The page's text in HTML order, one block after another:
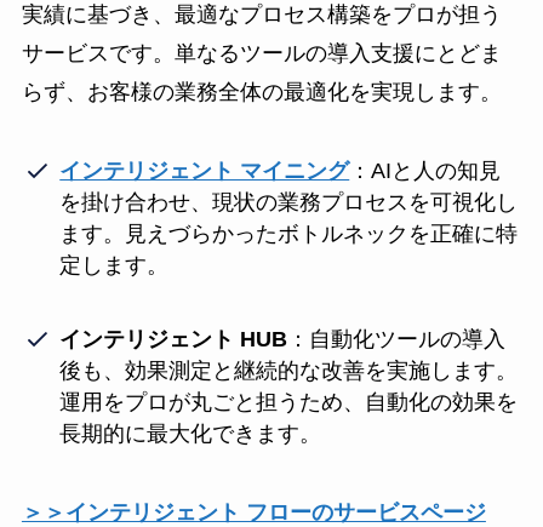
実績に基づき、最適なプロセス構築をプロが担う
サービスです。単なるツールの導入支援にとどま
らず、お客様の業務全体の最適化を実現します。
インテリジェント マイニング：AIと人の知見
を掛け合わせ、現状の業務プロセスを可視化し
ます。見えづらかったボトルネックを正確に特
定します。
インテリジェント HUB ：自動化ツールの導入
後も、効果測定と継続的な改善を実施します。
運用をプロが丸ごと担うため、自動化の効果を
長期的に最大化できます。
＞＞インテリジェント フローのサービスページ